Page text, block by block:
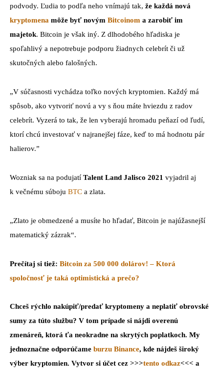
podvody. Ľudia to podľa neho vnímajú tak, že každá nová
kryptomena môže byť novým Bitcoinom a zarobiť im
majetok. Bitcoin je však iný. Z dlhodobého hľadiska je
spoľahlivý a nepotrebuje podporu žiadnych celebrít či už
skutočných alebo falošných.
„V súčasnosti vychádza toľko nových kryptomien. Každý má
spôsob, ako vytvoriť novú a vy s ňou máte hviezdu z radov
celebrít. Vyzerá to tak, že len vyberajú hromadu peňazí od ľudí,
ktorí chcú investovať v najranejšej fáze, keď to má hodnotu pár
halierov.”
Wozniak sa na podujatí Talent Land Jalisco 2021 vyjadril aj
k večnému súboju BTC a zlata.
„Zlato je obmedzené a musíte ho hľadať, Bitcoin je najúžasnejší
matematický zázrak“.
Prečítaj si tiež: Bitcoin za 500 000 dolárov! – Ktorá
spoločnosť je taká optimistická a prečo?
Chceš rýchlo nakúpiť/predať kryptomeny a neplatiť obrovské
sumy za túto službu? V tom prípade si nájdi overenú
zmenáreň, ktorá ťa neokradne na skrytých poplatkoch. My
jednoznačne odporúčame burzu Binance, kde nájdeš široký
výber kryptomien. Vytvor si účet cez >>>tento odkaz<<< a